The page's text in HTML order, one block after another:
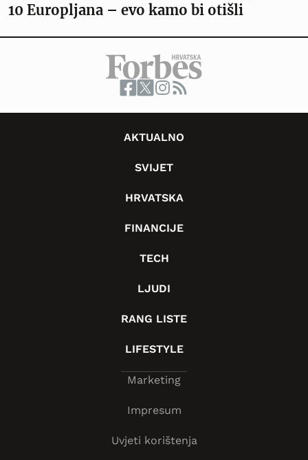
10 Europljana – evo kamo bi otišli
AKTUALNO
SVIJET
HRVATSKA
FINANCIJE
TECH
LJUDI
RANG LISTE
LIFESTYLE
Marketing
Impresum
Uvjeti korištenja